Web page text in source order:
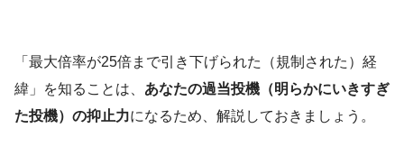
「最大倍率が25倍まで引き下げられた（規制された）経
緯」を知ることは、 あなたの過当投機（明らかにいきすぎ
た投機）の抑止力になるため、解説しておきましょう。